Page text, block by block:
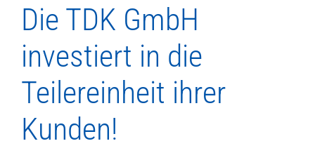
Die TDK GmbH
investiert in die
Teilereinheit ihrer
Kunden!